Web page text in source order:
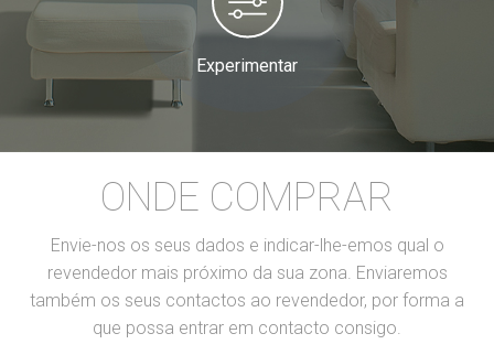
Experimentar
ONDE COMPRAR
Envie-nos os seus dados e indicar-lhe-emos qual o
revendedor mais próximo da sua zona. Enviaremos
também os seus contactos ao revendedor, por forma a
que possa entrar em contacto consigo.